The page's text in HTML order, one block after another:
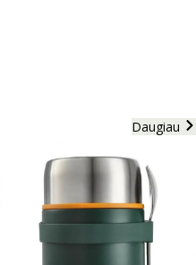
Daugiau